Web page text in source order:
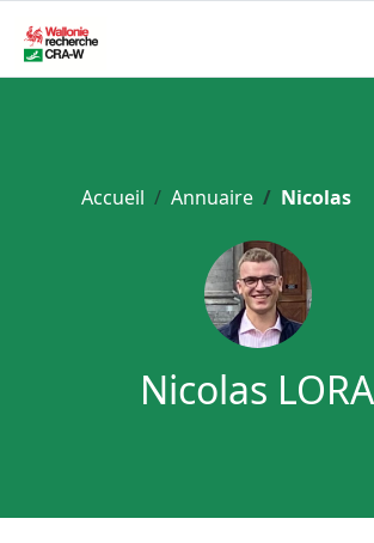
Accueil Annuaire Nicolas
Nicolas